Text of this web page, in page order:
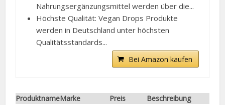
Nahrungsergänzungsmittel werden über die...
Höchste Qualität: Vegan Drops Produkte
werden in Deutschland unter höchsten
Qualitätsstandards...
Bei Amazon kaufen
ProduktnameMarke Preis
Beschreibung